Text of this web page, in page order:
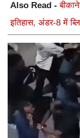
Also Read -
इतिहास, अंडर-8 में